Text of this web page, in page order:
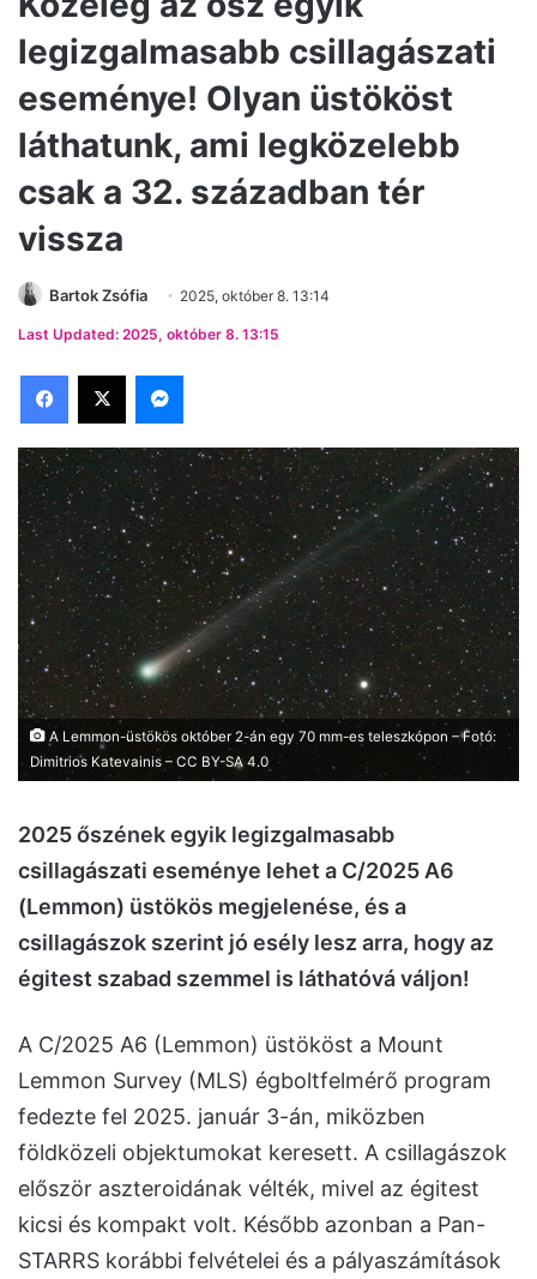
legizgalmasabb csillagászati
eseménye! Olyan üstököst
láthatunk, ami legközelebb
csak a 32. században tér
vissza
Bartok Zsófia 2025, október 8. 13:14
Last Updated: 2025, október 8. 13:15
Facebook
X Messenger
A Lemmon-üstökös október 2-án egy 70 mm-es teleszkópon – Fotó:
Dimitrios Katevainis – CC BY-SA 4.0
2025 őszének egyik legizgalmasabb
csillagászati eseménye lehet a C/2025 A6
(Lemmon) üstökös megjelenése, és a
csillagászok szerint jó esély lesz arra, hogy az
égitest szabad szemmel is láthatóvá váljon!
A C/2025 A6 (Lemmon) üstököst a Mount
Lemmon Survey (MLS) égboltfelmérő program
fedezte fel 2025. január 3-án, miközben
földközeli objektumokat keresett. A csillagászok
először aszteroidának vélték, mivel az égitest
kicsi és kompakt volt. Később azonban a Pan-
STARRS korábbi felvételei és a pályaszámítások